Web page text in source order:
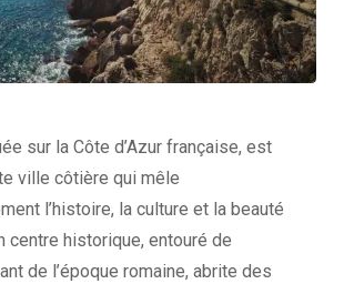
sur la Côte d’Azur française, est
ville côtière qui mêle
l’histoire, la culture et la beauté
centre historique, entouré de
de l’époque romaine, abrite des